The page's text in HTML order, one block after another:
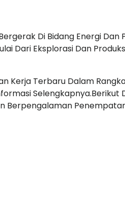
Di Bidang Energi
Dari Eksplorasi Dan
Kerja Terbaru Dalam
Selengkapnya.Berikut
Berpengalaman